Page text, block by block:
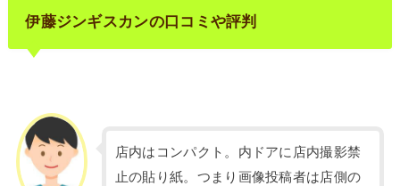
伊藤ジンギスカンの口コミや評判
店内はコンパクト。内ドアに店内撮影禁
止の貼り紙。つまり画像投稿者は店側の